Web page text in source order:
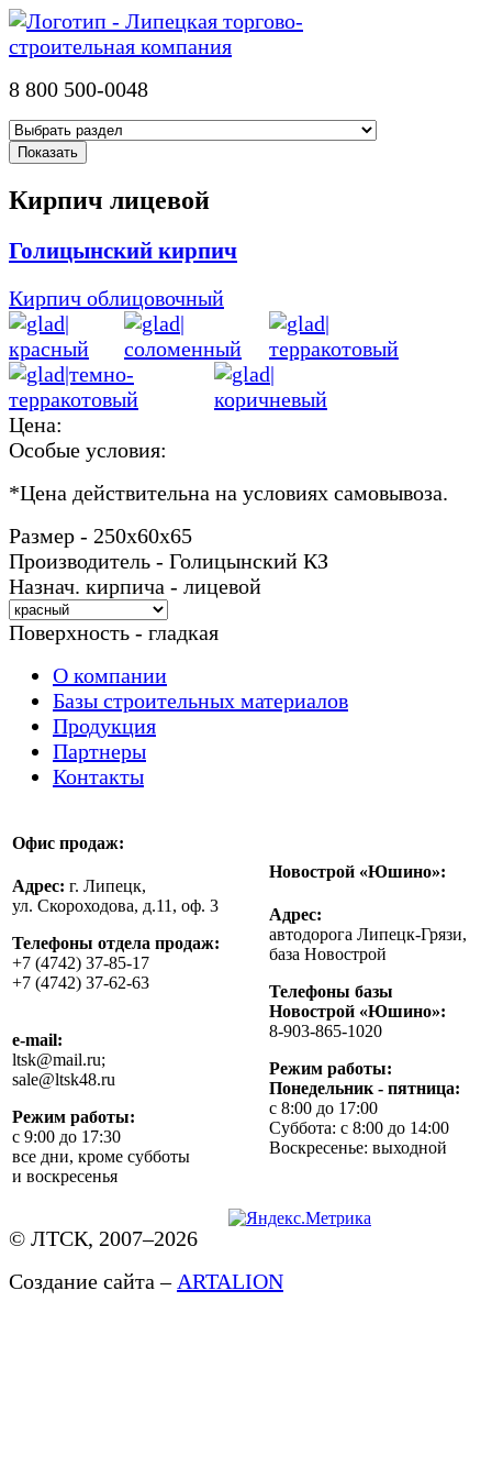
8 800 500-0048
Кирпич лицевой
Голицынский кирпич
Кирпич облицовочный
Цена:
Особые условия:
*Цена действительна на условиях самовывоза.
Размер - 250х60х65
Производитель - Голицынский КЗ
Назнач. кирпича - лицевой
Поверхность - гладкая
О компании
Базы строительных материалов
Продукция
Партнеры
Контакты
Офис продаж:
Адрес: г. Липецк,
ул. Скороходова, д.11, оф. 3
Телефоны отдела продаж:
+7 (4742) 37-85-17
+7 (4742) 37-62-63
e-mail:
ltsk@mail.ru;
sale@ltsk48.ru
Режим работы:
с 9:00 до 17:30
все дни, кроме субботы
и воскресенья
Новострой «Юшино»:
Адрес:
автодорога Липецк-Грязи,
база Новострой
Телефоны базы
Новострой «Юшино»:
8-903-865-1020
Режим работы:
Понедельник - пятница:
с 8:00 до 17:00
Суббота: с 8:00 до 14:00
Воскресенье: выходной
© ЛТСК, 2007–2026
Создание сайта – ARTALION